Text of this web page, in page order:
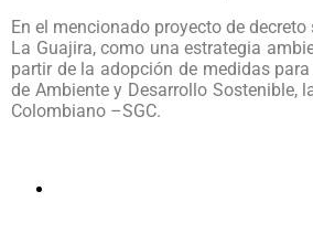
En el mencionado proyecto de
La Guajira, como una estrategia
partir de la adopción de medidas
de Ambiente y Desarrollo Sostenible,
Colombiano –SGC.